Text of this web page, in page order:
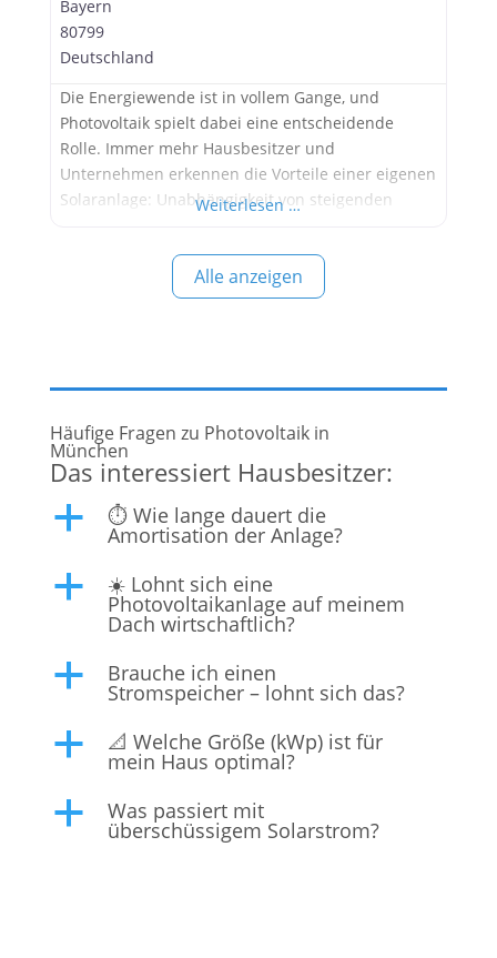
Bayern
80799
Deutschland
Die Energiewende ist in vollem Gange, und
Photovoltaik spielt dabei eine entscheidende
Rolle. Immer mehr Hausbesitzer und
Unternehmen erkennen die Vorteile einer eigenen
Solaranlage: Unabhängigkeit von steigenden
und langfristige Kosteneinsparungen. Nutzen Sie
die Kraft der Sonne mit Munich Solar Energy Als
Experte im Bereich Photovoltaik steht Munich
Weiterlesen …
Alle anzeigen
Häufige Fragen zu Photovoltaik in
München
Das interessiert Hausbesitzer:
a ⏱️ Wie lange dauert die
Amortisation der Anlage?
a ☀️ Lohnt sich eine
Photovoltaikanlage auf meinem
Dach wirtschaftlich?
a Brauche ich einen
Stromspeicher – lohnt sich das?
a 📐 Welche Größe (kWp) ist für
mein Haus optimal?
a Was passiert mit
überschüssigem Solarstrom?